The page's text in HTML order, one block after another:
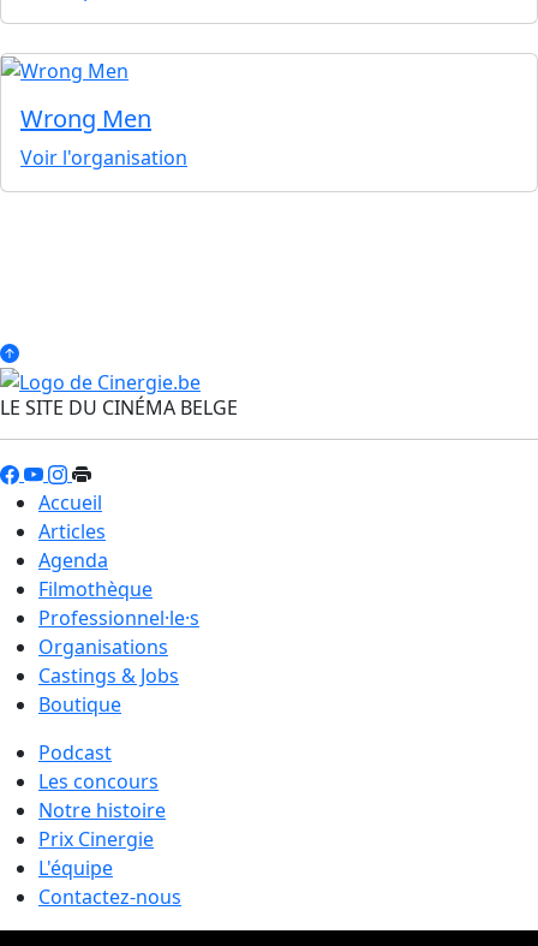
Wrong Men
Voir l'organisation
LE SITE DU CINÉMA BELGE
Accueil
Articles
Agenda
Filmothèque
Professionnel·le·s
Organisations
Castings & Jobs
Boutique
Podcast
Les concours
Notre histoire
Prix Cinergie
L'équipe
Contactez-nous